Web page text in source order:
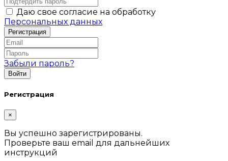
Даю свое согласие на обработку
Персональных данных
Забыли пароль?
Регистрация
×
Вы успешно зарегистрированы.
Проверьте ваш email для дальнейших
инструкций